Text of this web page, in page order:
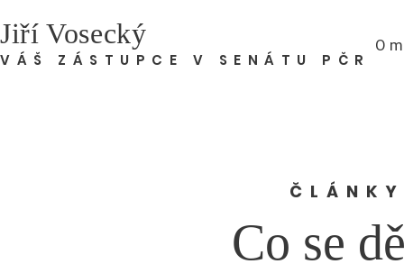
Jiří Vosecký
VÁŠ ZÁSTUPCE V SENÁTU PČR
O
Co se